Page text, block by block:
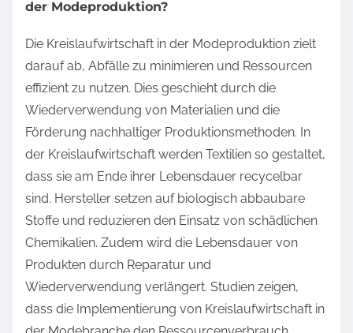
der Modeproduktion?
Die Kreislaufwirtschaft in der Modeproduktion zielt
darauf ab, Abfälle zu minimieren und Ressourcen
effizient zu nutzen. Dies geschieht durch die
Wiederverwendung von Materialien und die
Förderung nachhaltiger Produktionsmethoden. In
der Kreislaufwirtschaft werden Textilien so gestaltet,
dass sie am Ende ihrer Lebensdauer recycelbar
sind. Hersteller setzen auf biologisch abbaubare
Stoffe und reduzieren den Einsatz von schädlichen
Chemikalien. Zudem wird die Lebensdauer von
Produkten durch Reparatur und
Wiederverwendung verlängert. Studien zeigen,
dass die Implementierung von Kreislaufwirtschaft in